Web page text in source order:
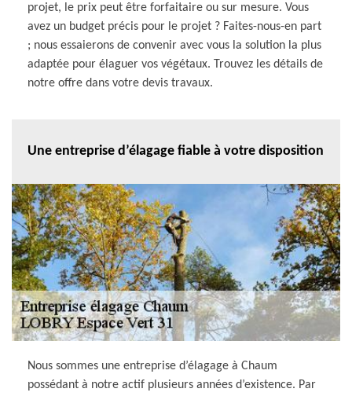
projet, le prix peut être forfaitaire ou sur mesure. Vous
avez un budget précis pour le projet ? Faites-nous-en part
; nous essaierons de convenir avec vous la solution la plus
adaptée pour élaguer vos végétaux. Trouvez les détails de
notre offre dans votre devis travaux.
Une entreprise d’élagage fiable à votre disposition
Nous sommes une entreprise d’élagage à Chaum
possédant à notre actif plusieurs années d’existence. Par